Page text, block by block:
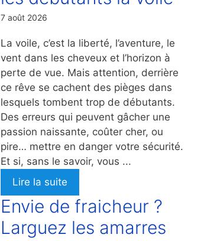
7 août 2026
La voile, c’est la liberté, l’aventure, le
vent dans les cheveux et l’horizon à
perte de vue. Mais attention, derrière
ce rêve se cachent des pièges dans
lesquels tombent trop de débutants.
Des erreurs qui peuvent gâcher une
passion naissante, coûter cher, ou
pire… mettre en danger votre sécurité.
Et si, sans le savoir, vous ...
Lire la suite
Envie de fraicheur ?
Larguez les amarres